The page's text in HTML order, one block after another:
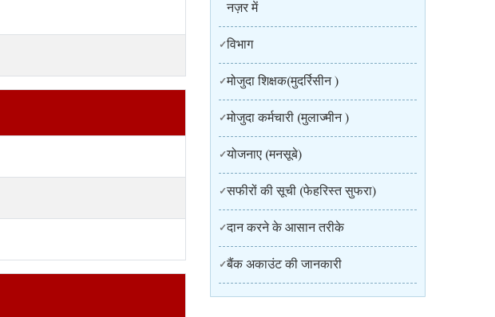
नज़र में
विभाग
मोजुदा शिक्षक(मुदर्रिसीन )
मोजुदा कर्मचारी (मुलाज्मीन )
योजनाए (मनसूबे)
सफीरों की सूची (फेहरिस्त सुफरा)
दान करने के आसान तरीके
बैंक अकाउंट की जानकारी